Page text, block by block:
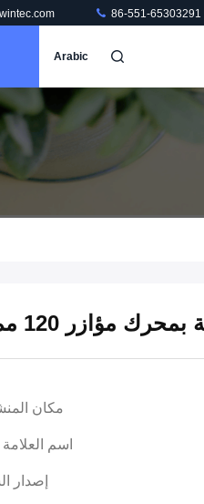
86-551-65303291
Arabic
120 مم 500 مم
مكان
اسم العلامة
إصدار